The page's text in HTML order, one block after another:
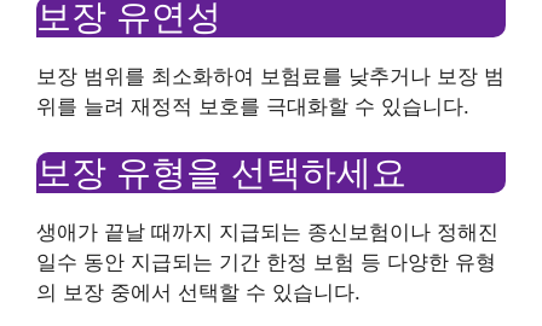
보장 유연성
보장 범위를 최소화하여 보험료를 낮추거나 보장 범
위를 늘려 재정적 보호를 극대화할 수 있습니다.
보장 유형을 선택하세요
생애가 끝날 때까지 지급되는 종신보험이나 정해진
일수 동안 지급되는 기간 한정 보험 등 다양한 유형
의 보장 중에서 선택할 수 있습니다.